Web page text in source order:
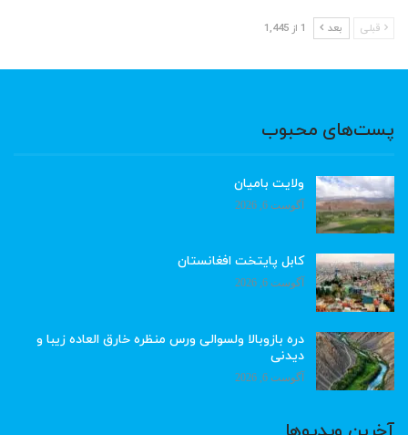
قبلی بعد 1 از 1,445
پست‌های محبوب
ولایت بامیان
آگوست 6, 2026
کابل پایتخت افغانستان
آگوست 6, 2026
دره بازوبالا ولسوالی ورس منظره خارق العاده زیبا و
دیدنی
آگوست 6, 2026